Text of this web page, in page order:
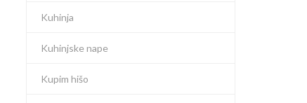
Kuhinja
Kuhinjske nape
Kupim hišo